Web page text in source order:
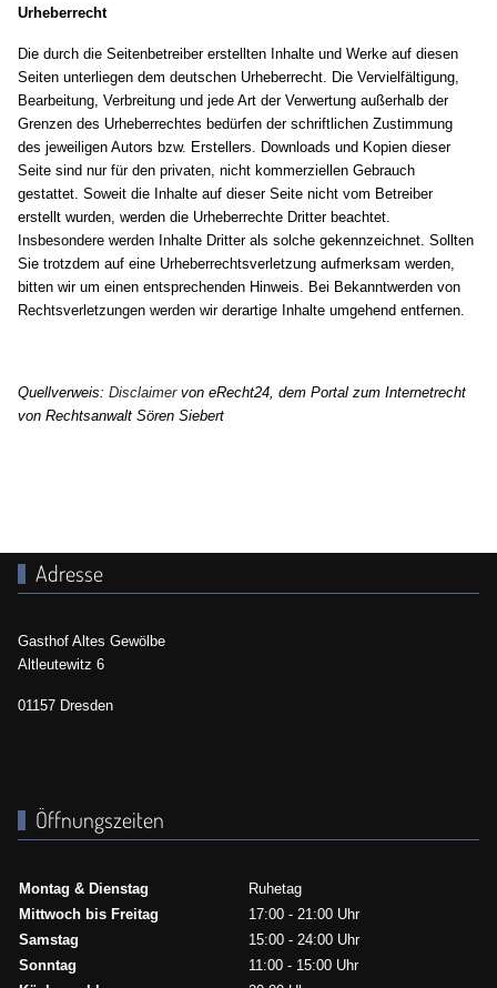
Urheberrecht
Die durch die Seitenbetreiber erstellten Inhalte und Werke auf diesen
Seiten unterliegen dem deutschen Urheberrecht. Die Vervielfältigung,
Bearbeitung, Verbreitung und jede Art der Verwertung außerhalb der
Grenzen des Urheberrechtes bedürfen der schriftlichen Zustimmung
des jeweiligen Autors bzw. Erstellers. Downloads und Kopien dieser
Seite sind nur für den privaten, nicht kommerziellen Gebrauch
gestattet. Soweit die Inhalte auf dieser Seite nicht vom Betreiber
erstellt wurden, werden die Urheberrechte Dritter beachtet.
Insbesondere werden Inhalte Dritter als solche gekennzeichnet. Sollten
Sie trotzdem auf eine Urheberrechtsverletzung aufmerksam werden,
bitten wir um einen entsprechenden Hinweis. Bei Bekanntwerden von
Rechtsverletzungen werden wir derartige Inhalte umgehend entfernen.
Quellverweis:Disclaimervon eRecht24, dem Portal zum Internetrecht
von Rechtsanwalt Sören Siebert
Adresse
Gasthof Altes Gewölbe
Altleutewitz 6
01157 Dresden
Öffnungszeiten
Montag & Dienstag
Ruhetag
Mittwoch bis Freitag
17:00 - 21:00 Uhr
Samstag
15:00 - 24:00 Uhr
Sonntag
11:00 - 15:00 Uhr